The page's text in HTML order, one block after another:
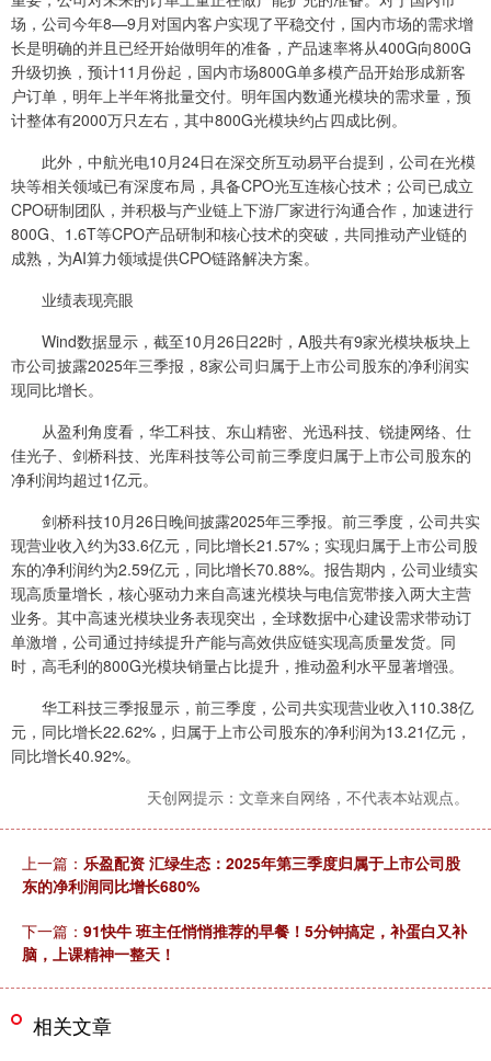
场，公司今年8—9月对国内客户实现了平稳交付，国内市场的需求增
长是明确的并且已经开始做明年的准备，产品速率将从400G向800G
升级切换，预计11月份起，国内市场800G单多模产品开始形成新客
户订单，明年上半年将批量交付。明年国内数通光模块的需求量，预
计整体有2000万只左右，其中800G光模块约占四成比例。
此外，中航光电10月24日在深交所互动易平台提到，公司在光模
块等相关领域已有深度布局，具备CPO光互连核心技术；公司已成立
CPO研制团队，并积极与产业链上下游厂家进行沟通合作，加速进行
800G、1.6T等CPO产品研制和核心技术的突破，共同推动产业链的
成熟，为AI算力领域提供CPO链路解决方案。
业绩表现亮眼
Wind数据显示，截至10月26日22时，A股共有9家光模块板块上
市公司披露2025年三季报，8家公司归属于上市公司股东的净利润实
现同比增长。
从盈利角度看，华工科技、东山精密、光迅科技、锐捷网络、仕
佳光子、剑桥科技、光库科技等公司前三季度归属于上市公司股东的
净利润均超过1亿元。
剑桥科技10月26日晚间披露2025年三季报。前三季度，公司共实
现营业收入约为33.6亿元，同比增长21.57%；实现归属于上市公司股
东的净利润约为2.59亿元，同比增长70.88%。报告期内，公司业绩实
现高质量增长，核心驱动力来自高速光模块与电信宽带接入两大主营
业务。其中高速光模块业务表现突出，全球数据中心建设需求带动订
单激增，公司通过持续提升产能与高效供应链实现高质量发货。同
时，高毛利的800G光模块销量占比提升，推动盈利水平显著增强。
华工科技三季报显示，前三季度，公司共实现营业收入110.38亿
元，同比增长22.62%，归属于上市公司股东的净利润为13.21亿元，
同比增长40.92%。
天创网提示：文章来自网络，不代表本站观点。
上一篇： 乐盈配资 汇绿生态：2025年第三季度归属于上市公司股
东的净利润同比增长680%
下一篇： 91快牛 班主任悄悄推荐的早餐！5分钟搞定，补蛋白又补
脑，上课精神一整天！
相关文章